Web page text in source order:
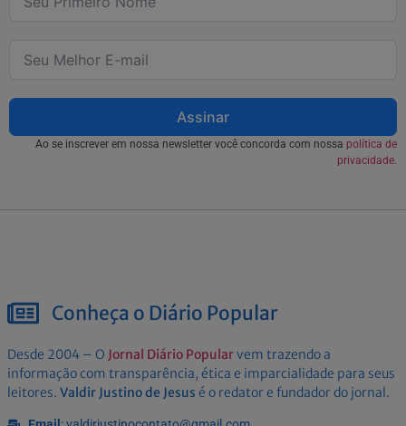
Assinar
Ao se inscrever em nossa newsletter você concorda com nossa política de
privacidade.
Conheça o Diário Popular
Desde 2004 – O Jornal Diário Popularvem trazendo a
informação com transparência, ética e imparcialidade para seus
leitores. Valdir Justino de Jesus é o redator e fundador do jornal.